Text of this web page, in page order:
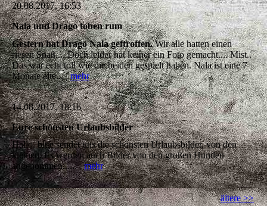
20.08.2017, 16:53
Nala und Drago toben rum
Gestern hat Drago Nala geftroffen.Wir alle hatten einen
riesen Spaß.... Doch leider hat keiner ein Foto gemacht.... Mist..
Das war echt toll wie die beiden gespielt haben. Nala ist eine 7
Monate alte...mehr
14.08.2017, 18:16
Eure schönsten Urlaubsbilder
Hallo, bitte sendet uns die schönsten Urlaubsbilder, von den
kleinen. Es werden auch Bilder von den großen Hunden
angenommen......mehr
ältere >>